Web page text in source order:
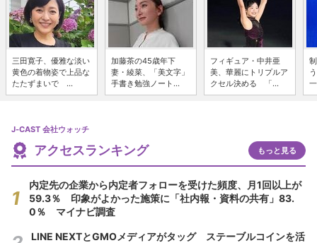
三田寛子、優雅な淡い
黄色の着物姿で上品な
たたずまいで ...
加藤茶の45歳年下
妻・綾菜、「美文字」
手書き勉強ノート...
フィギュア・中井亜
美、華麗にトリプルア
クセル決める 「...
J-CAST 会社ウォッチ
アクセスランキング もっと見る
内定先の企業から内定者フォローを受けた頻度、月1回以上が
59.3％ 印象がよかった施策に「社内報・資料の共有」83.
0％ マイナビ調査
LINE NEXTとGMOメディアがタッグ ステーブルコインを活